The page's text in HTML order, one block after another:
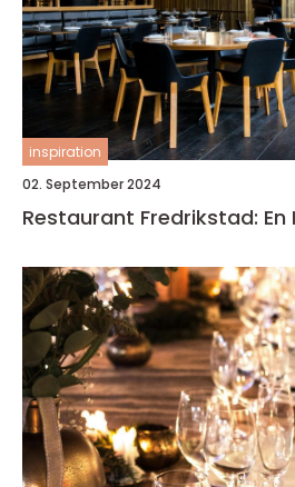
inspiration
02. September 2024
Restaurant Fredrikstad: En